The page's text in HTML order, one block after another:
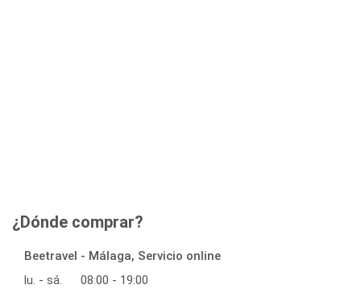
¿Dónde comprar?
Beetravel - Málaga, Servicio online
lu. - sá.
08:00 - 19:00